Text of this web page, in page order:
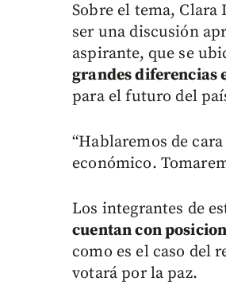
Sobre el tema,
ser una discusión
aspirante, que se
grandes diferencias
para el futuro del
“Hablaremos de
económico.
Los integrantes de
cuentan con
como es el caso del
votará por la paz.